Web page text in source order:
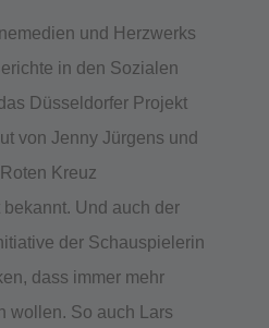
und Herzwerks
in den Sozialen
Düsseldorfer Projekt
von Jenny Jürgens und
Kreuz
Und auch der
der Schauspielerin
dass immer mehr
wollen. So auch Lars